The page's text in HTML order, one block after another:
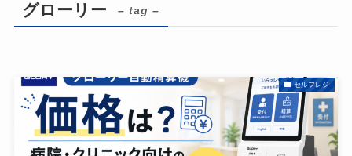
グローリー – tag –
セルフレジ